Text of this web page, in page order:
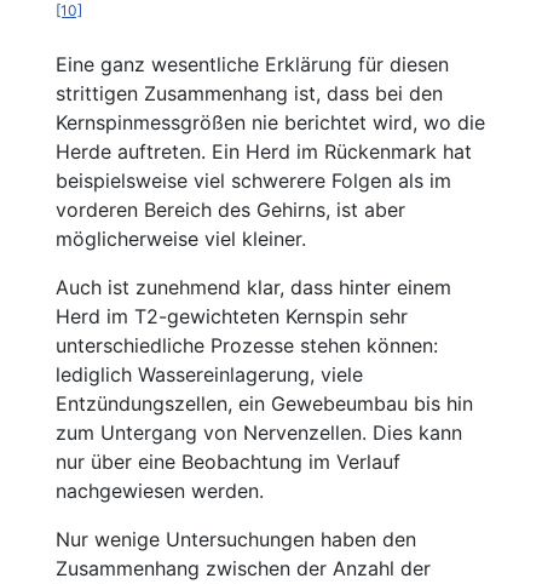
[10]
Eine ganz wesentliche Erklärung für diesen
strittigen Zusammenhang ist, dass bei den
Kernspinmessgrößen nie berichtet wird, wo die
Herde auftreten. Ein Herd im Rückenmark hat
beispielsweise viel schwerere Folgen als im
vorderen Bereich des Gehirns, ist aber
möglicherweise viel kleiner.
Auch ist zunehmend klar, dass hinter einem
Herd im T2-gewichteten Kernspin sehr
unterschiedliche Prozesse stehen können:
lediglich Wassereinlagerung, viele
Entzündungszellen, ein Gewebeumbau bis hin
zum Untergang von Nervenzellen. Dies kann
nur über eine Beobachtung im Verlauf
nachgewiesen werden.
Nur wenige Untersuchungen haben den
Zusammenhang zwischen der Anzahl der